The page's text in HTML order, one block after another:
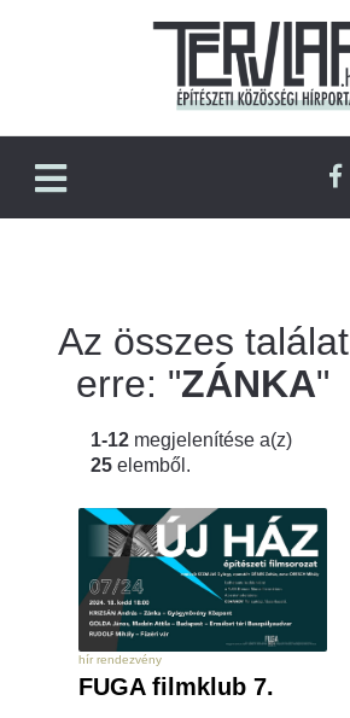
Az összes találat
erre: "ZÁNKA"
1-12 megjelenítése a(z)
25 elemből.
hír rendezvény
FUGA filmklub 7.